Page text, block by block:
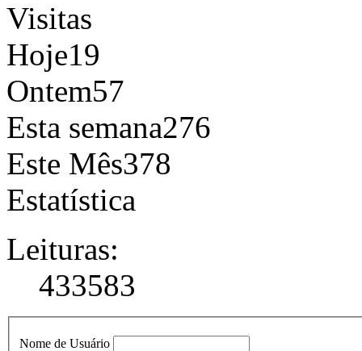
Visitas
Hoje19
Ontem57
Esta semana276
Este Mês378
Estatística
Leituras:
433583
Nome de Usuário